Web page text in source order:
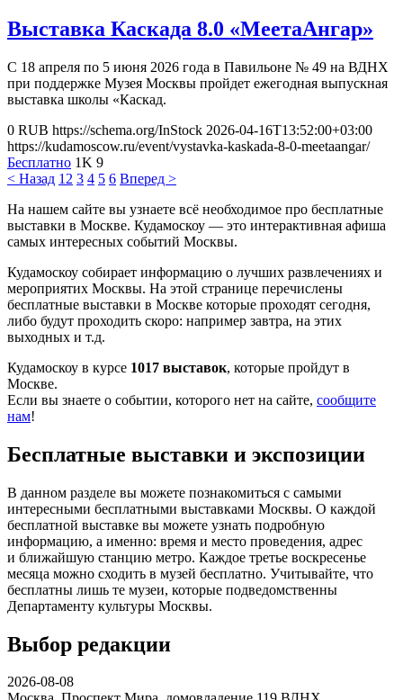
Выставка Каскада 8.0 «МеетаАнгар»
С 18 апреля по 5 июня 2026 года в Павильоне № 49 на ВДНХ
при поддержке Музея Москвы пройдет ежегодная выпускная
выставка школы «Каскад.
0 RUB https://schema.org/InStock 2026-04-16T13:52:00+03:00
https://kudamoscow.ru/event/vystavka-kaskada-8-0-meetaangar/
Бесплатно 1K 9
< Назад 1 2 3 4 5 6 Вперед >
На нашем сайте вы узнаете всё необходимое про бесплатные
выставки в Москве. Кудамоскоу — это интерактивная афиша
самых интересных событий Москвы.
Кудамоскоу собирает информацию о лучших развлечениях и
мероприятих Москвы. На этой странице перечислены
бесплатные выставки в Москве которые проходят сегодня,
либо будут проходить скоро: например завтра, на этих
выходных и т.д.
Кудамоскоу в курсе 1017 выставок, которые пройдут в
Москве.
Если вы знаете о событии, которого нет на сайте, сообщите
нам!
Бесплатные выставки и экспозиции
В данном разделе вы можете познакомиться с самыми
интересными бесплатными выставками Москвы. О каждой
бесплатной выставке вы можете узнать подробную
информацию, а именно: время и место проведения, адрес
и ближайшую станцию метро. Каждое третье воскресенье
месяца можно сходить в музей бесплатно. Учитывайте, что
бесплатны лишь те музеи, которые подведомственны
Департаменту культуры Москвы.
Выбор редакции
2026-08-08